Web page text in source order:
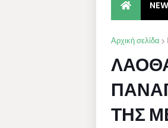
Αρχική σελίδα
ΤΗΣ